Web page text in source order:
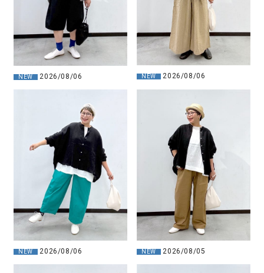
NEW 2026/08/06 NEW 2026/08/06
NEW 2026/08/06 NEW 2026/08/05